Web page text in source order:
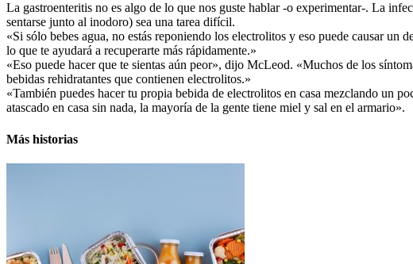
La gastroenteritis no es algo de lo que nos guste hablar -o experimentar-. La
sentarse junto al inodoro) sea una tarea difícil.
«Si sólo bebes agua, no estás reponiendo los electrolitos y eso puede causar un
lo que te ayudará a recuperarte más rápidamente.»
«Eso puede hacer que te sientas aún peor», dijo McLeod. «Muchos de los
bebidas rehidratantes que contienen electrolitos.»
«También puedes hacer tu propia bebida de electrolitos en casa mezclando un
atascado en casa sin nada, la mayoría de la gente tiene miel y sal en el armario».
Más historias